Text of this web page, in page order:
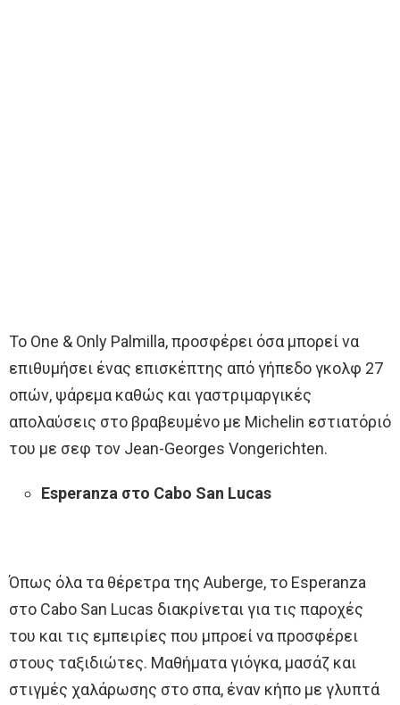
Το One & Only Palmilla, προσφέρει όσα μπορεί να
επιθυμήσει ένας επισκέπτης από γήπεδο γκολφ 27
οπών, ψάρεμα καθώς και γαστριμαργικές
απολαύσεις στο βραβευμένο με Michelin εστιατόριό
του με σεφ τον Jean-Georges Vongerichten.
Esperanza στο Cabo San Lucas
Όπως όλα τα θέρετρα της Auberge, το Esperanza
στο Cabo San Lucas διακρίνεται για τις παροχές
του και τις εμπειρίες που μπροεί να προσφέρει
στους ταξιδιώτες. Μαθήματα γιόγκα, μασάζ και
στιγμές χαλάρωσης στο σπα, έναν κήπο με γλυπτά